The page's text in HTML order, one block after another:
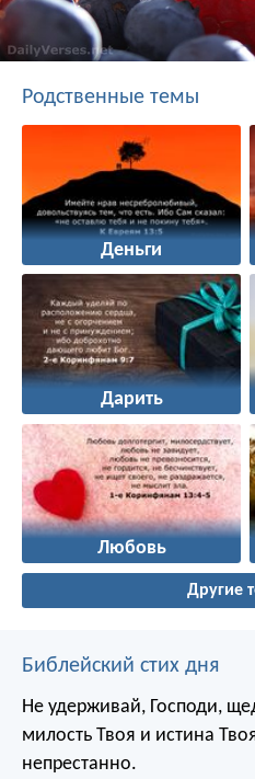
Родственные темы
Деньги
Дарить
Любовь
Другие
Библейский стих дня
Не удерживай, Господи,
милость Твоя и истина
непрестанно.